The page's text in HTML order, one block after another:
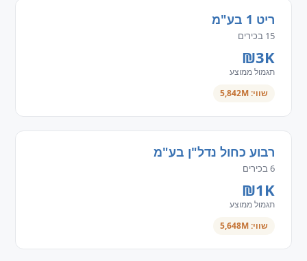
ריט 1 בע"מ
15 בכירים
₪3K
תגמול ממוצע
שווי: 5,842M
רבוע כחול נדל"ן בע"מ
6 בכירים
₪1K
תגמול ממוצע
שווי: 5,648M